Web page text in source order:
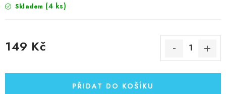
Skladem (4 ks)
149 Kč
PŘIDAT DO KOŠÍKU